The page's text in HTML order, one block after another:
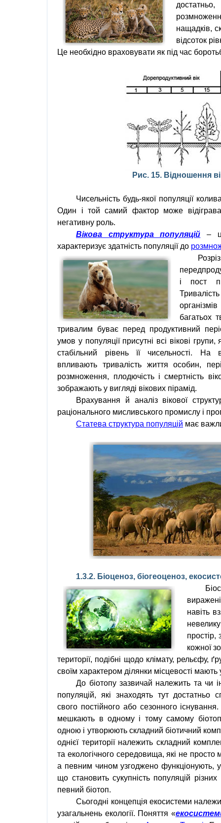
нащадків,
відсоток
Це необхідно враховувати як під час
Рис. 15. Відношення
Чисельність будь-якої популяції
Один і той самий фактор може
негативну роль.
Вікова структура популяцій
–
характеризує здатність популяції до
і пост
багатьох
тривалим буває перед продуктивний
умов у популяції присутні всі вікові групи,
стабільний рівень її чисельності. На
впливають тривалість життя особин,
розмноження, плодючість і смертність
зображають у вигляді вікових пірамід.
Врахування й аналіз вікової
раціонального мисливського промислу і
Статева структура популяцій має
1.3.2. Біоценоз, біогеоценоз,
навіть
простір,
кожної
території, подібні щодо клімату, рельєфу,
своїм характером ділянки місцевості мають
До біотопу зазвичай належить та чи
популяцій, які знаходять тут достатньо
свого постійного або сезонного
мешкають в одному і тому самому
одною і утворюють складний біотичний
однієї території належить складний
та екологічного середовища, які не просто
а певним чином узгоджено функціонують,
що становить сукупність популяцій
певний біотоп.
Сьогодні концепція екосистеми
узагальнень екології. Поняття «